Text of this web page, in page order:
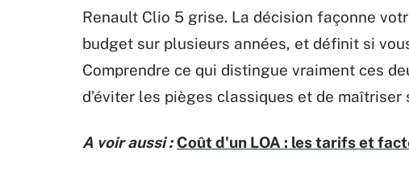
Renault Clio 5 grise. La décision façonne
budget sur plusieurs années, et définit si
Comprendre ce qui distingue vraiment ces
d’éviter les pièges classiques et de maîtriser
A voir aussi : Coût d'un LOA : les tarifs et